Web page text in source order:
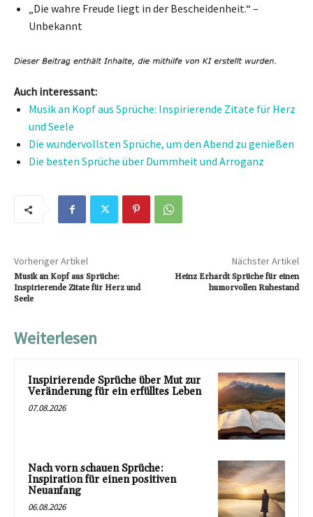
„Die wahre Freude liegt in der Bescheidenheit.“ –
Unbekannt
Auch interessant:
Musik an Kopf aus Sprüche: Inspirierende Zitate für Herz
und Seele
Die wundervollsten Sprüche, um den Abend zu genießen
Die besten Sprüche über Dummheit und Arroganz
Vorheriger Artikel
Musik an Kopf aus Sprüche:
Inspirierende Zitate für Herz und
Seele
Nächster Artikel
Heinz Erhardt Sprüche für einen
humorvollen Ruhestand
Weiterlesen
Inspirierende Sprüche über Mut zur
Veränderung für ein erfülltes Leben
07.08.2026
Nach vorn schauen Sprüche:
Inspiration für einen positiven
Neuanfang
06.08.2026